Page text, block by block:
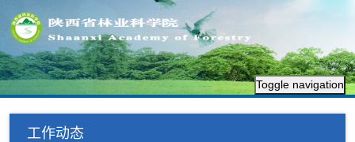
Toggle navigation
工作动态